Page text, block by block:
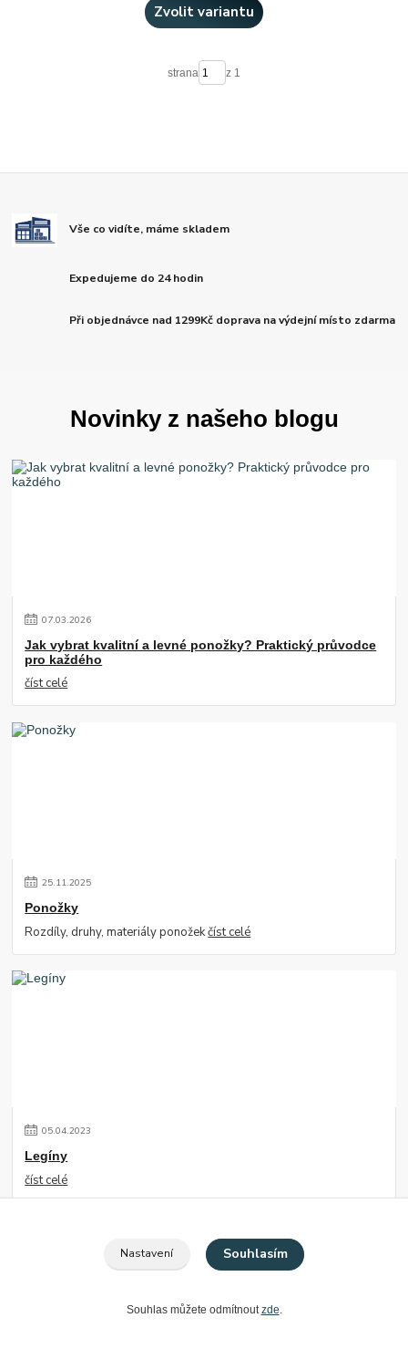
Zvolit variantu
strana z 1
Vše co vidíte, máme skladem
Expedujeme do 24 hodin
Při objednávce nad 1299Kč doprava na výdejní místo zdarma
Novinky z našeho blogu
07.03.2026
Jak vybrat kvalitní a levné ponožky? Praktický průvodce
pro každého
číst celé
25.11.2025
Ponožky
Rozdíly, druhy, materiály ponožekčíst celé
05.04.2023
Legíny
číst celé
Nastavení Souhlasím
Souhlas můžete odmítnoutzde.